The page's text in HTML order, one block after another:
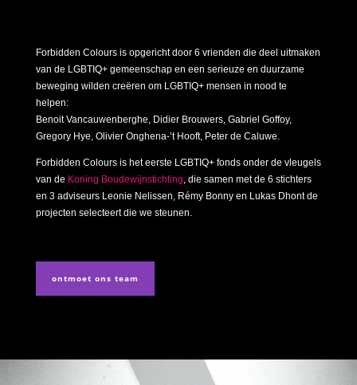
Forbidden Colours is opgericht door 6 vrienden die deel uitmaken
van de LGBTIQ+ gemeenschap en een serieuze en duurzame
beweging wilden creëren om LGBTIQ+ mensen in nood te
helpen:
Benoit Vancauwenberghe, Didier Brouwers, Gabriel Goffoy,
Gregory Hye, Olivier Onghena-’t Hooft, Peter de Caluwe.
Forbidden Colours is het eerste LGBTIQ+ fonds onder de vleugels
van de Koning Boudewijnstichting, die samen met de 6 stichters
en 3 adviseurs Leonie Nelissen, Rémy Bonny en Lukas Dhont de
projecten selecteert die we steunen.
ontmoet ons team